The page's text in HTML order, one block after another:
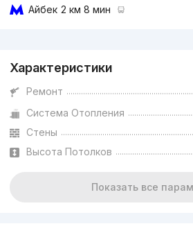
Айбек 2 км 8 мин
Характеристики
Ремонт
Система Отопления
Стены
Высота Потолков
Показать все